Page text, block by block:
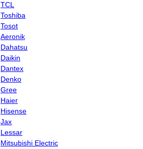
TCL
Toshiba
Tosot
Aeronik
Dahatsu
Daikin
Dantex
Denko
Gree
Haier
Hisense
Jax
Lessar
Mitsubishi Electric